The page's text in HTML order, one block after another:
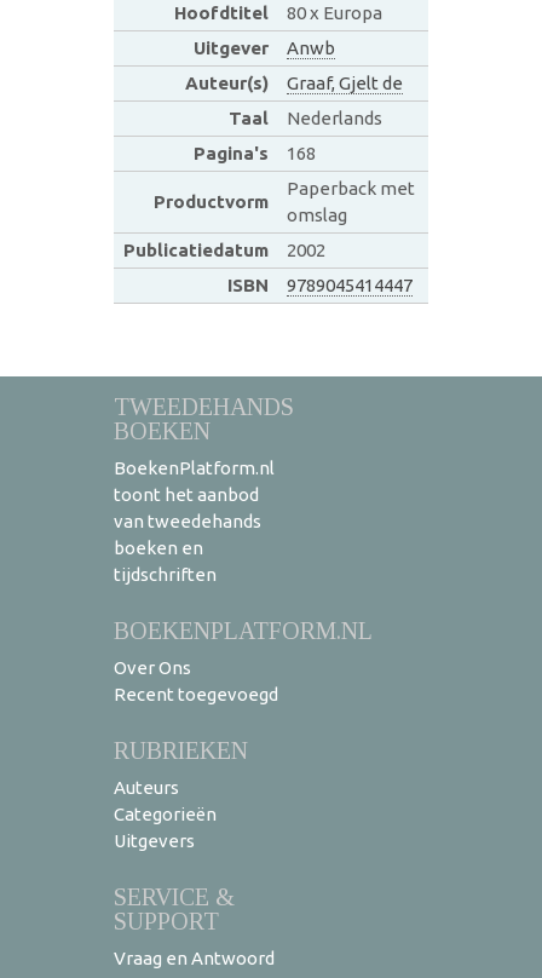
Hoofdtitel
80 x Europa
Uitgever
Anwb
Auteur(s)
Graaf, Gjelt de
Taal
Nederlands
Pagina's
168
Productvorm
Paperback met
omslag
Publicatiedatum
2002
ISBN
9789045414447
TWEEDEHANDS
BOEKEN
BoekenPlatform.nl
toont het aanbod
van tweedehands
boeken en
tijdschriften
BOEKENPLATFORM.NL
Over Ons
Recent toegevoegd
RUBRIEKEN
Auteurs
Categorieën
Uitgevers
SERVICE &
SUPPORT
Vraag en Antwoord